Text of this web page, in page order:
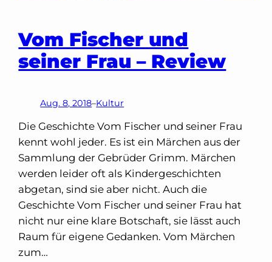
Vom Fischer und
seiner Frau – Review
Aug. 8, 2018–Kultur
Die Geschichte Vom Fischer und seiner Frau
kennt wohl jeder. Es ist ein Märchen aus der
Sammlung der Gebrüder Grimm. Märchen
werden leider oft als Kindergeschichten
abgetan, sind sie aber nicht. Auch die
Geschichte Vom Fischer und seiner Frau hat
nicht nur eine klare Botschaft, sie lässt auch
Raum für eigene Gedanken. Vom Märchen
zum…